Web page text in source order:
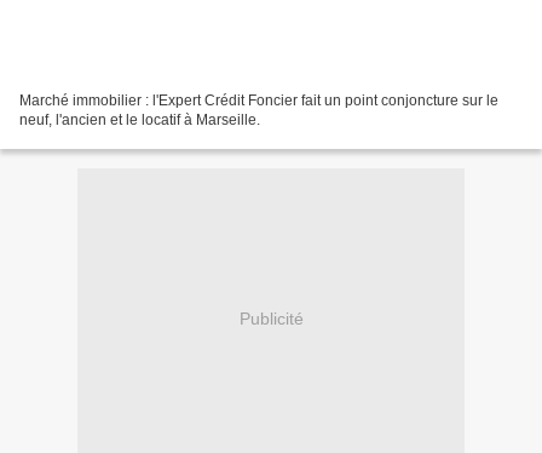
Marché immobilier : l'Expert Crédit Foncier fait un point conjoncture sur le
neuf, l'ancien et le locatif à Marseille.
Publicité